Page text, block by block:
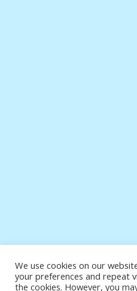
We use cookies on our
your preferences and repeat
the cookies. However, you